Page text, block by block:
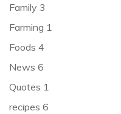
Family 3
Farming 1
Foods 4
News 6
Quotes 1
recipes 6